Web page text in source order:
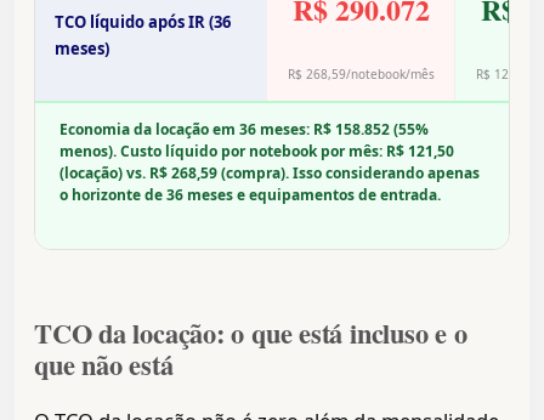
TCO líquido após IR (36
meses)
R$ 290.072
R$ 268,59/notebook/mês
R$
R$
Economia da locação em 36 meses: R$ 158.852 (55%
menos). Custo líquido por notebook por mês: R$ 121,50
(locação) vs. R$ 268,59 (compra). Isso considerando apenas
o horizonte de 36 meses e equipamentos de entrada.
TCO da locação: o que está incluso e o
que não está